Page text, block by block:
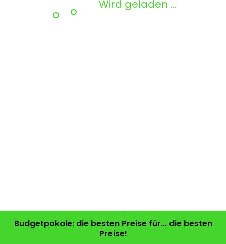
Wird geladen …
Budgetpokale: die besten Preise für... die besten
Preise!